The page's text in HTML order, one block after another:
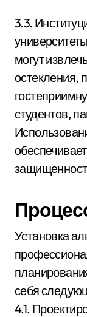
3.3.
могут
остекления,
студентов,
Установка
себя
4.1.